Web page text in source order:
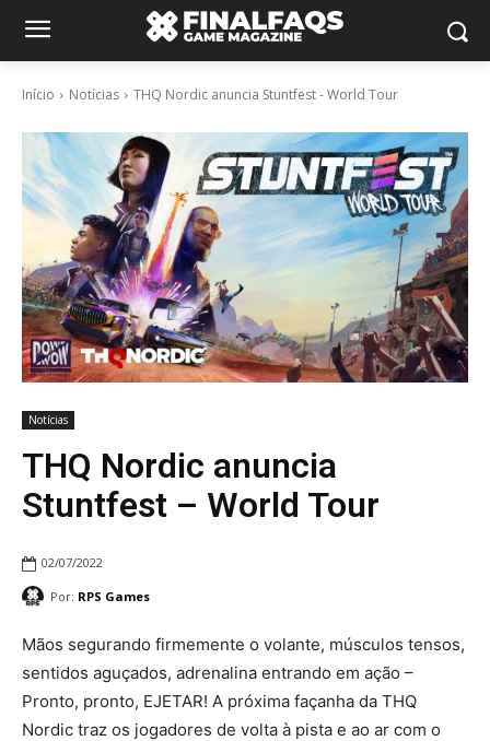
Início Notícias THQ Nordic anuncia Stuntfest - World Tour
Notícias
THQ Nordic anuncia
Stuntfest – World Tour
02/07/2022
Por: RPS Games
Mãos segurando firmemente o volante, músculos tensos,
sentidos aguçados, adrenalina entrando em ação –
Pronto, pronto, EJETAR! A próxima façanha da THQ
Nordic traz os jogadores de volta à pista e ao ar com o